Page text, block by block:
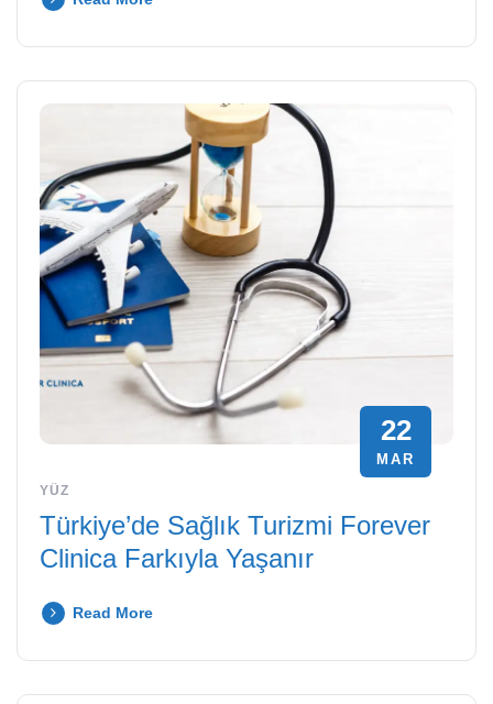
22
MAR
YÜZ
Türkiye’de Sağlık Turizmi Forever
Clinica Farkıyla Yaşanır
Read More